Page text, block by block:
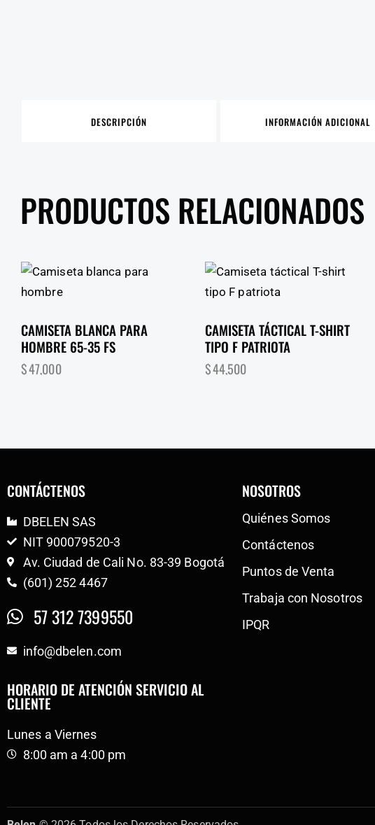
DESCRIPCIÓN INFORMACIÓN ADICIONAL
PRODUCTOS RELACIONADOS
CAMISETA BLANCA PARA
HOMBRE 65-35 FS
$47,000
CAMISETA TÁCTICAL T-SHIRT
TIPO F PATRIOTA
$44,500
CONTÁCTENOS
DBELEN SAS
NIT 900079520-3
Av. Ciudad de Cali No. 83-39 Bogotá
(601) 252 4467
57 312 7399550
info@dbelen.com
HORARIO DE ATENCIÓN SERVICIO AL
CLIENTE
Lunes a Viernes
8:00 am a 4:00 pm
NOSOTROS
Quiénes Somos
Contáctenos
Puntos de Venta
Trabaja con Nosotros
IPQR